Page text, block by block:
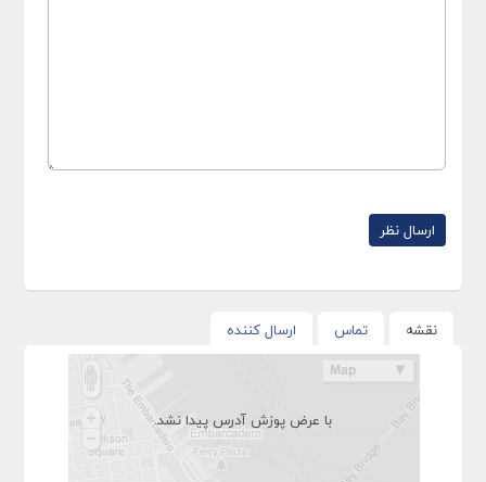
نقشه تماس ارسال کننده
با عرض پوزش آدرس پیدا نشد.